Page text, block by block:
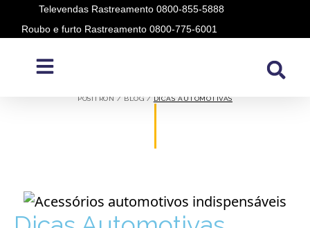
Televendas Rastreamento 0800-855-5888
Roubo e furto Rastreamento 0800-775-6001
POSITRON / BLOG / DICAS AUTOMOTIVAS